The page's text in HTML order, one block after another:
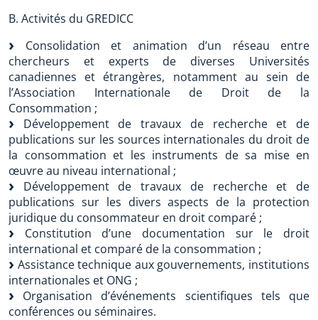
B. Activités du GREDICC
Consolidation et animation d’un réseau entre
chercheurs et experts de diverses Universités
canadiennes et étrangères, notamment au sein de
l’Association Internationale de Droit de la
Consommation ;
Développement de travaux de recherche et de
publications sur les sources internationales du droit de
la consommation et les instruments de sa mise en
œuvre au niveau international ;
Développement de travaux de recherche et de
publications sur les divers aspects de la protection
juridique du consommateur en droit comparé ;
Constitution d’une documentation sur le droit
international et comparé de la consommation ;
Assistance technique aux gouvernements, institutions
internationales et ONG ;
Organisation d’événements scientifiques tels que
conférences ou séminaires.